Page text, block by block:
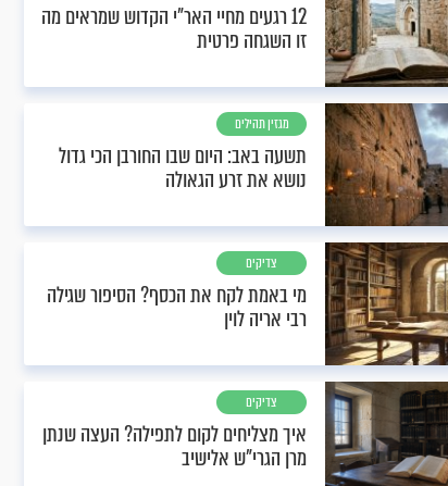
12 רגעים מחיי האר"י הקדוש שמראים מה
זו השגחה פרטית
מגזין תהילים
תשעה באב: היום שבו החורבן הכי גדול
נושא את זרע הגאולה
צדיקים
מי באמת לקח את הכסף? הסיפור שגילה
רבי אריה לוין
צדיקים
איך מצליחים לקום לתפילה? העצה שנתן
מרן הגרי"ש אלישיב